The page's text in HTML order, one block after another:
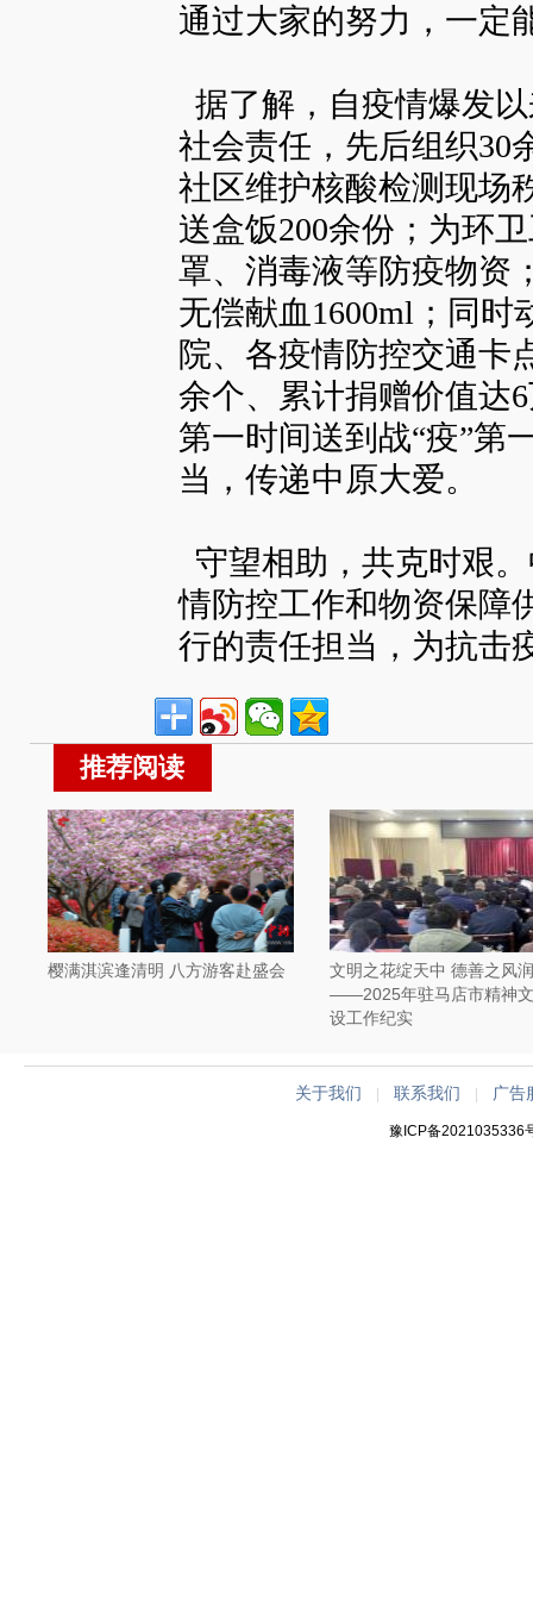
通过大家的努力，一定
据了解，自疫情爆发
社会责任，先后组织30
社区维护核酸检测现场
送盒饭200余份；为环
罩、消毒液等防疫物资
无偿献血1600ml；同
院、各疫情防控交通卡
余个、累计捐赠价值达
第一时间送到战“疫”第
当，传递中原大爱。
守望相助，共克时艰
情防控工作和物资保障
行的责任担当，为抗击
推荐阅读
樱满淇滨逢清明 八方游客赴盛会
文明之花绽天中 德善之风
——2025年驻马店市精神
设工作纪实
关于我们 |联系我们 广告
豫ICP备2021035336